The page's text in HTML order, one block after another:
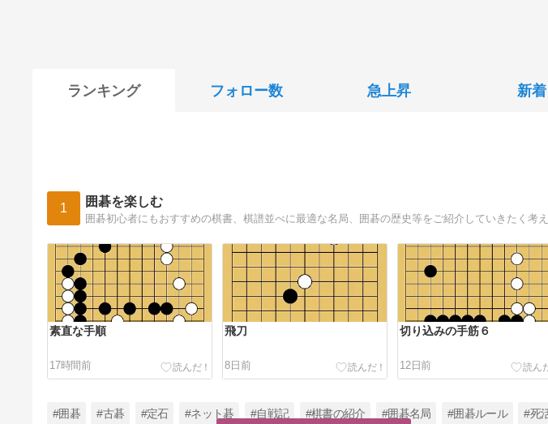
ランキング フォロー数 急上昇 新着
1 囲碁を楽しむ
囲碁初心者にもおすすめの棋書、棋譜並べに最適な名局、囲碁の歴史等をご紹介していきたく考え
素直な手順
17時間前
飛刀
8日前
切り込みの手筋６
12日前
#囲碁 #古碁 #定石 #ネット碁 #自戦記 #棋書の紹介 #囲碁名局 #囲碁ルール #死